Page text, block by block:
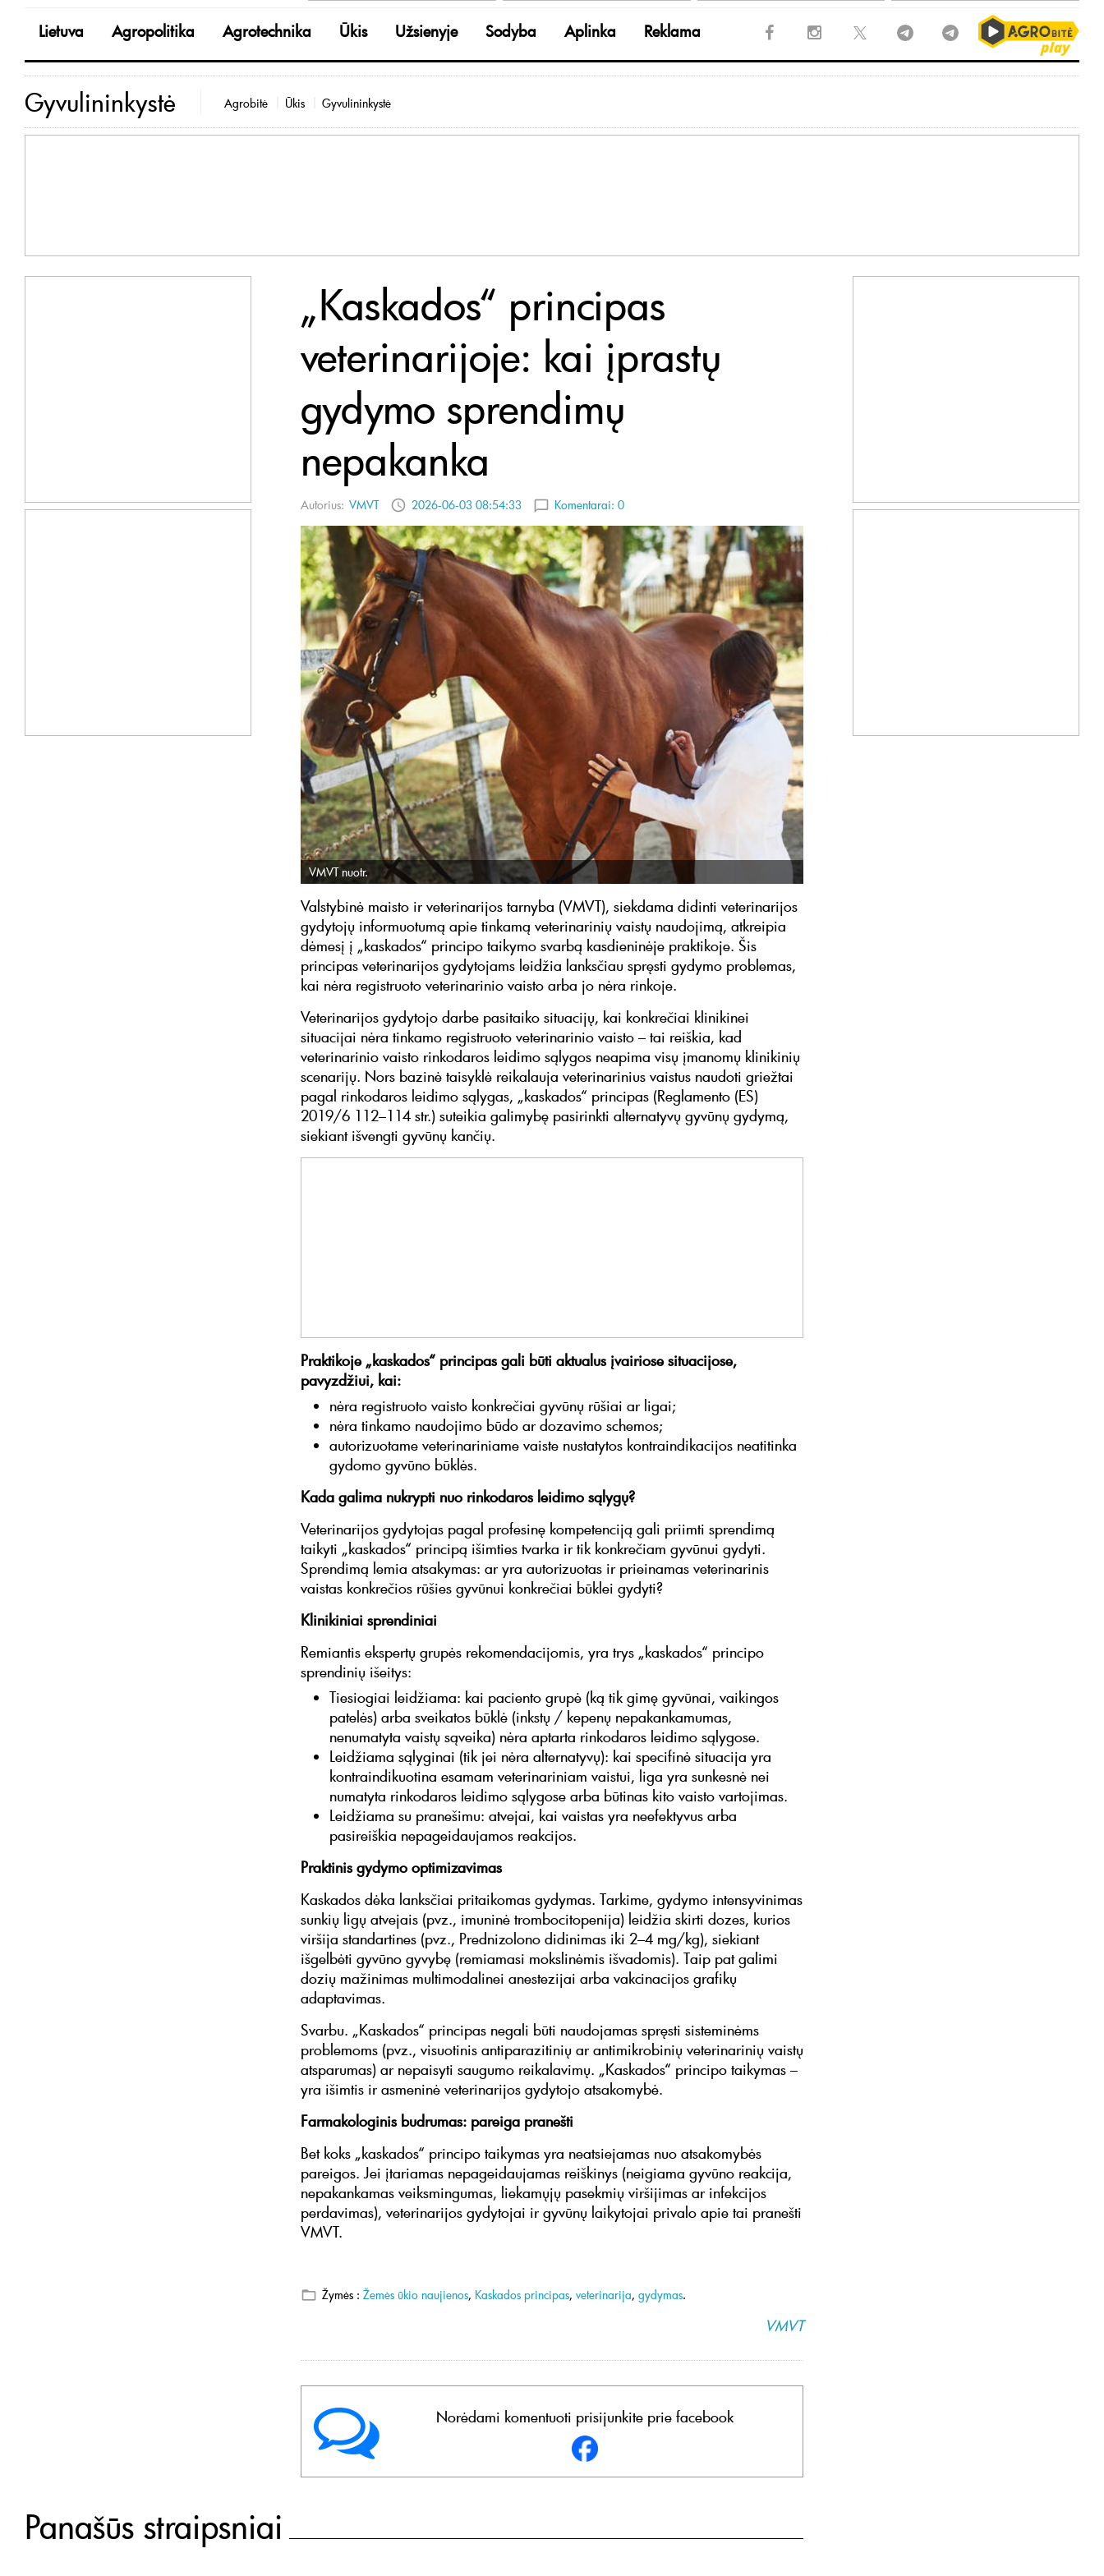
Lietuva Agropolitika Agrotechnika Ūkis Užsienyje Sodyba Aplinka Reklama
Gyvulininkystė Agrobitė Ūkis Gyvulininkystė
„Kaskados“ principas
veterinarijoje: kai įprastų
gydymo sprendimų
nepakanka
Autorius: VMVT 2026-06-03 08:54:33 Komentarai: 0
VMVT nuotr.
Valstybinė maisto ir veterinarijos tarnyba (VMVT), siekdama didinti veterinarijos
gydytojų informuotumą apie tinkamą veterinarinių vaistų naudojimą, atkreipia
dėmesį į „kaskados“ principo taikymo svarbą kasdieninėje praktikoje. Šis
principas veterinarijos gydytojams leidžia lanksčiau spręsti gydymo problemas,
kai nėra registruoto veterinarinio vaisto arba jo nėra rinkoje.
Veterinarijos gydytojo darbe pasitaiko situacijų, kai konkrečiai klinikinei
situacijai nėra tinkamo registruoto veterinarinio vaisto – tai reiškia, kad
veterinarinio vaisto rinkodaros leidimo sąlygos neapima visų įmanomų klinikinių
scenarijų. Nors bazinė taisyklė reikalauja veterinarinius vaistus naudoti griežtai
pagal rinkodaros leidimo sąlygas, „kaskados“ principas (Reglamento (ES)
2019/6 112–114 str.) suteikia galimybę pasirinkti alternatyvų gyvūnų gydymą,
siekiant išvengti gyvūnų kančių.
Praktikoje „kaskados“ principas gali būti aktualus įvairiose situacijose,
pavyzdžiui, kai:
nėra registruoto vaisto konkrečiai gyvūnų rūšiai ar ligai;
nėra tinkamo naudojimo būdo ar dozavimo schemos;
autorizuotame veterinariniame vaiste nustatytos kontraindikacijos neatitinka
gydomo gyvūno būklės.
Kada galima nukrypti nuo rinkodaros leidimo sąlygų?
Veterinarijos gydytojas pagal profesinę kompetenciją gali priimti sprendimą
taikyti „kaskados“ principą išimties tvarka ir tik konkrečiam gyvūnui gydyti.
Sprendimą lemia atsakymas: ar yra autorizuotas ir prieinamas veterinarinis
vaistas konkrečios rūšies gyvūnui konkrečiai būklei gydyti?
Klinikiniai sprendiniai
Remiantis ekspertų grupės rekomendacijomis, yra trys „kaskados“ principo
sprendinių išeitys:
Tiesiogiai leidžiama: kai paciento grupė (ką tik gimę gyvūnai, vaikingos
patelės) arba sveikatos būklė (inkstų / kepenų nepakankamumas,
nenumatyta vaistų sąveika) nėra aptarta rinkodaros leidimo sąlygose.
Leidžiama sąlyginai (tik jei nėra alternatyvų): kai specifinė situacija yra
kontraindikuotina esamam veterinariniam vaistui, liga yra sunkesnė nei
numatyta rinkodaros leidimo sąlygose arba būtinas kito vaisto vartojimas.
Leidžiama su pranešimu: atvejai, kai vaistas yra neefektyvus arba
pasireiškia nepageidaujamos reakcijos.
Praktinis gydymo optimizavimas
Kaskados dėka lanksčiai pritaikomas gydymas. Tarkime, gydymo intensyvinimas
sunkių ligų atvejais (pvz., imuninė trombocitopenija) leidžia skirti dozes, kurios
viršija standartines (pvz., Prednizolono didinimas iki 2–4 mg/kg), siekiant
išgelbėti gyvūno gyvybę (remiamasi mokslinėmis išvadomis). Taip pat galimi
dozių mažinimas multimodalinei anestezijai arba vakcinacijos grafikų
adaptavimas.
Svarbu. „Kaskados“ principas negali būti naudojamas spręsti sisteminėms
problemoms (pvz., visuotinis antiparazitinių ar antimikrobinių veterinarinių vaistų
atsparumas) ar nepaisyti saugumo reikalavimų. „Kaskados“ principo taikymas –
yra išimtis ir asmeninė veterinarijos gydytojo atsakomybė.
Farmakologinis budrumas: pareiga pranešti
Bet koks „kaskados“ principo taikymas yra neatsiejamas nuo atsakomybės
pareigos. Jei įtariamas nepageidaujamas reiškinys (neigiama gyvūno reakcija,
nepakankamas veiksmingumas, liekamųjų pasekmių viršijimas ar infekcijos
perdavimas), veterinarijos gydytojai ir gyvūnų laikytojai privalo apie tai pranešti
VMVT.
Žymės : Žemės ūkio naujienos, Kaskados principas, veterinarija, gydymas.
VMVT
Norėdami komentuoti prisijunkite prie facebook
Panašūs straipsniai